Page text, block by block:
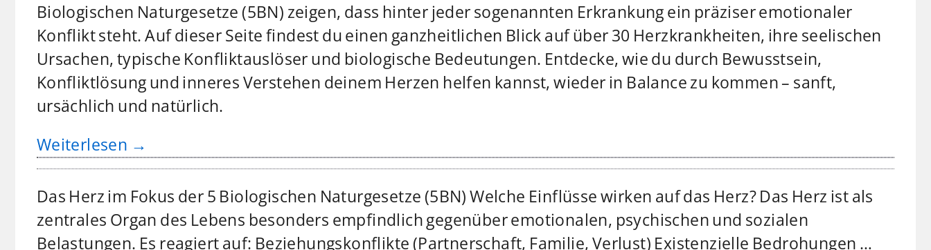
Biologischen Naturgesetze (5BN) zeigen, dass hinter jeder sogenannten Erkrankung ein präziser emotionaler
Konflikt steht. Auf dieser Seite findest du einen ganzheitlichen Blick auf über 30 Herzkrankheiten, ihre seelischen
Ursachen, typische Konfliktauslöser und biologische Bedeutungen. Entdecke, wie du durch Bewusstsein,
Konfliktlösung und inneres Verstehen deinem Herzen helfen kannst, wieder in Balance zu kommen – sanft,
ursächlich und natürlich.
Weiterlesen →
Das Herz im Fokus der 5 Biologischen Naturgesetze (5BN) Welche Einflüsse wirken auf das Herz? Das Herz ist als
zentrales Organ des Lebens besonders empfindlich gegenüber emotionalen, psychischen und sozialen
Belastungen. Es reagiert auf: Beziehungskonflikte (Partnerschaft, Familie, Verlust) Existenzielle Bedrohungen …